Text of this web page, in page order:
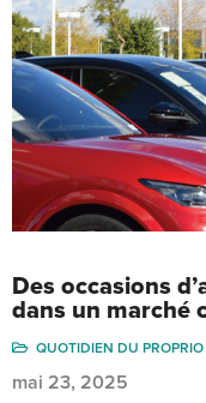
Des occasions
dans un marché
QUOTIDIEN DU PROPRIO
mai 23, 2025